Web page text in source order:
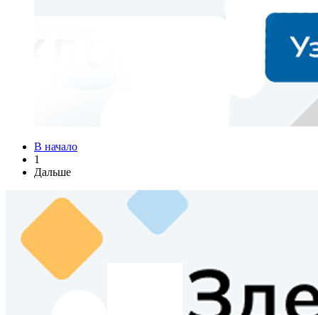
В начало
1
Дальше